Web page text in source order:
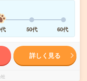
50代 60代
詳しく見る